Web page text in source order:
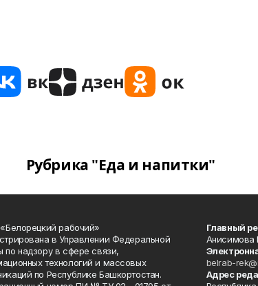
Рубрика "Еда и напитки"
рабочий»
в Управлении Федеральной
по надзору в сфере связи,
технологий и массовых
по Республике Башкортостан.
Главный
Анисимова
belrab-
Адрес